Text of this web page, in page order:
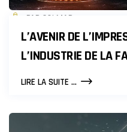
PAR COLMAR
L’AVENIR DE
L’INDUSTRIE DE LA
LIRE LA SUITE ...L’AVENIR
3D